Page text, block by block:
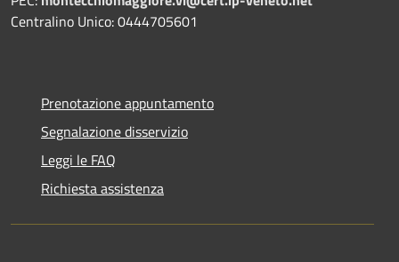
Centralino Unico: 0444705601
Prenotazione appuntamento
Segnalazione disservizio
Leggi le FAQ
Richiesta assistenza